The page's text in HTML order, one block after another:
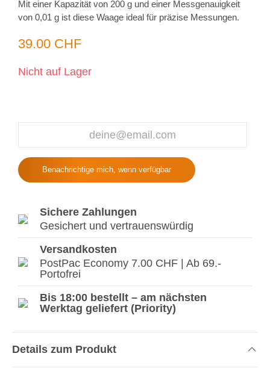
Mit einer Kapazität von 200 g und einer Messgenauigkeit
von 0,01 g ist diese Waage ideal für präzise Messungen.
39.00 CHF
Nicht auf Lager
Benachrichtige mich, wenn verfügbar
Sichere Zahlungen
Gesichert und vertrauenswürdig
Versandkosten
PostPac Economy 7.00 CHF | Ab 69.-
Portofrei
Bis 18:00 bestellt – am nächsten
Werktag geliefert (Priority)
Details zum Produkt